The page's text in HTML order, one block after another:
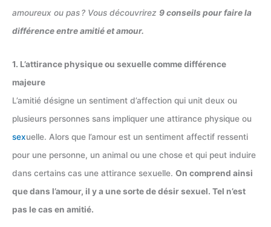
amoureux ou pas ? Vous découvrirez 9 conseils pour faire la
différence entre amitié et amour.
1. L’attirance physique ou sexuelle comme différence
majeure
L’amitié désigne un sentiment d’affection qui unit deux ou
plusieurs personnes sans impliquer une attirance physique ou
sexuelle. Alors que l’amour est un sentiment affectif ressenti
pour une personne, un animal ou une chose et qui peut induire
dans certains cas une attirance sexuelle. On comprend ainsi
que dans l’amour, il y a une sorte de désir sexuel. Tel n’est
pas le cas en amitié.